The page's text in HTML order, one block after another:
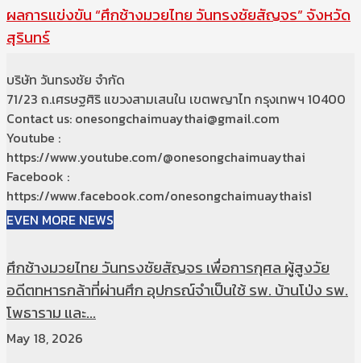
ผลการแข่งขัน “ศึกช้างมวยไทย วันทรงชัยสัญจร” จังหวัด
สุรินทร์
บริษัท วันทรงชัย จำกัด
71/23 ถ.เศรษฐศิริ แขวงสามเสนใน เขตพญาไท กรุงเทพฯ 10400
Contact us: onesongchaimuaythai@gmail.com
Youtube :
https://www.youtube.com/@onesongchaimuaythai
Facebook :
https://www.facebook.com/onesongchaimuaythais1
EVEN MORE NEWS
ศึกช้างมวยไทย วันทรงชัยสัญจร เพื่อการกุศล ผู้สูงวัย
อดีตทหารกล้าที่ผ่านศึก อุปกรณ์จำเป็นใช้ รพ. บ้านโป่ง รพ.
โพธาราม และ...
May 18, 2026